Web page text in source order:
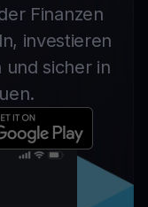
Finanzen
investieren
und sicher in